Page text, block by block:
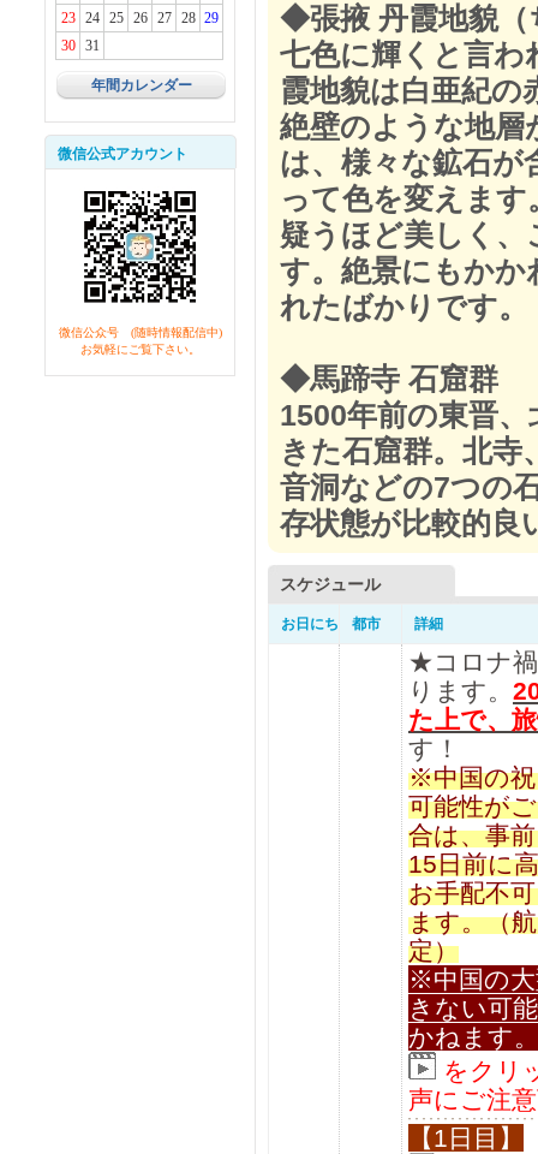
23
24 25 26 27 28 29
30
31
年間カレンダー
微信公式アカウント
微信公众号 (随時情報配信中)
お気軽にご覧下さい。
◆張掖 丹霞地貌（
七色に輝くと言わ
霞地貌は白亜紀
絶壁のような地層
は、様々な鉱石
って色を変えま
疑うほど美しく
す。絶景にもかか
れたばかりです。
◆馬蹄寺 石窟群
1500年前の東晋
きた石窟群。北寺
音洞などの7つの
存状態が比較的良
スケジュール
お日にち 都市 詳細
★コロナ禍
ります。
た上で、
す！
※中国の祝
可能性が
合は、事
15日前に
お手配不
ます。（
定）
※中国の大
きない可
かねます
をクリ
声にご注
【1日目】